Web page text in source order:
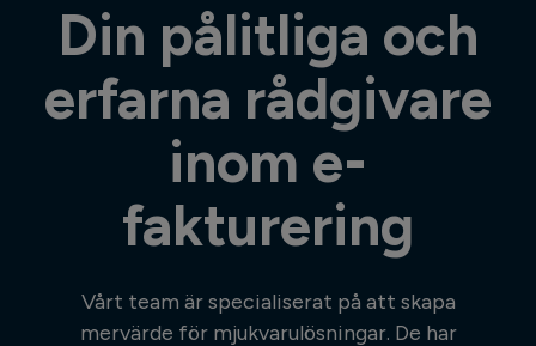
Din pålitliga och
erfarna rådgivare
inom e-
fakturering
Vårt team är specialiserat på att skapa
mervärde för mjukvarulösningar. De har